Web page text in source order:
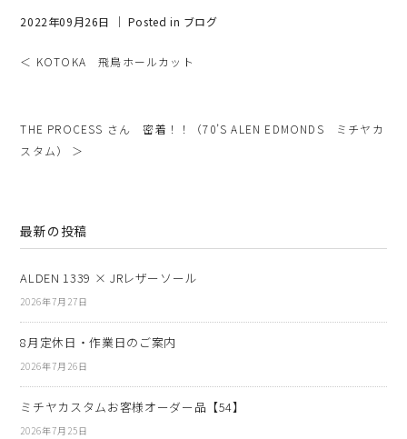
2022年09月26日 ｜ Posted in ブログ
＜ KOTOKA 飛鳥ホールカット
THE PROCESS さん 密着！！（70’S ALEN EDMONDS ミチヤカ
スタム） ＞
最新の投稿
ALDEN 1339 × JRレザーソール
2026年7月27日
8月定休日・作業日のご案内
2026年7月26日
ミチヤカスタムお客様オーダー品【54】
2026年7月25日